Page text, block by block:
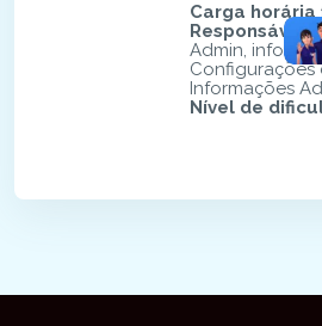
Carga
Responsável
Admin, informe
Configurações
Informações
Nível de